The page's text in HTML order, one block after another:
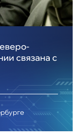
связана с